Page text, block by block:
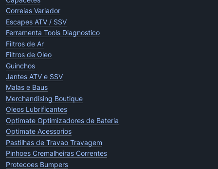
Correias Variador
Escapes ATV / SSV
Ferramenta Tools Diagnostico
Filtros de Ar
Filtros de Oleo
Guinchos
Jantes ATV e SSV
Malas e Baus
Merchandising Boutique
Oleos Lubrificantes
Optimate Optimizadores de Bateria
Optimate Acessorios
Pastilhas de Travao Travagem
Pinhoes Cremalheiras Correntes
Protecoes Bumpers